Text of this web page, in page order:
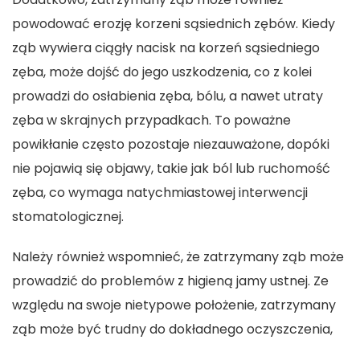
powodować erozję korzeni sąsiednich zębów. Kiedy
ząb wywiera ciągły nacisk na korzeń sąsiedniego
zęba, może dojść do jego uszkodzenia, co z kolei
prowadzi do osłabienia zęba, bólu, a nawet utraty
zęba w skrajnych przypadkach. To poważne
powikłanie często pozostaje niezauważone, dopóki
nie pojawią się objawy, takie jak ból lub ruchomość
zęba, co wymaga natychmiastowej interwencji
stomatologicznej.
Należy również wspomnieć, że zatrzymany ząb może
prowadzić do problemów z higieną jamy ustnej. Ze
względu na swoje nietypowe położenie, zatrzymany
ząb może być trudny do dokładnego oczyszczenia,